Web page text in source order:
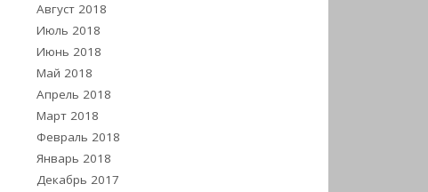
Август 2018
Июль 2018
Июнь 2018
Май 2018
Апрель 2018
Март 2018
Февраль 2018
Январь 2018
Декабрь 2017